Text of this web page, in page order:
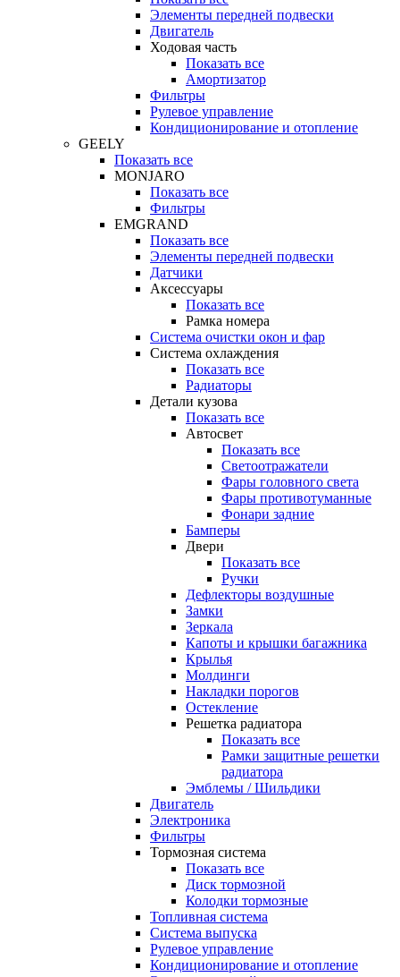
Элементы передней подвески
Двигатель
Ходовая часть
Показать все
Амортизатор
Фильтры
Рулевое управление
Кондиционирование и отопление
GEELY
Показать все
MONJARO
Показать все
Фильтры
EMGRAND
Показать все
Элементы передней подвески
Датчики
Аксессуары
Показать все
Рамка номера
Система очистки окон и фар
Система охлаждения
Показать все
Радиаторы
Детали кузова
Показать все
Автосвет
Показать все
Светоотражатели
Фары головного света
Фары противотуманные
Фонари задние
Бамперы
Двери
Показать все
Ручки
Дефлекторы воздушные
Замки
Зеркала
Капоты и крышки багажника
Крылья
Молдинги
Накладки порогов
Остекление
Решетка радиатора
Показать все
Рамки защитные решетки
радиатора
Эмблемы / Шильдики
Двигатель
Электроника
Фильтры
Тормозная система
Показать все
Диск тормозной
Колодки тормозные
Топливная система
Система выпуска
Рулевое управление
Кондиционирование и отопление